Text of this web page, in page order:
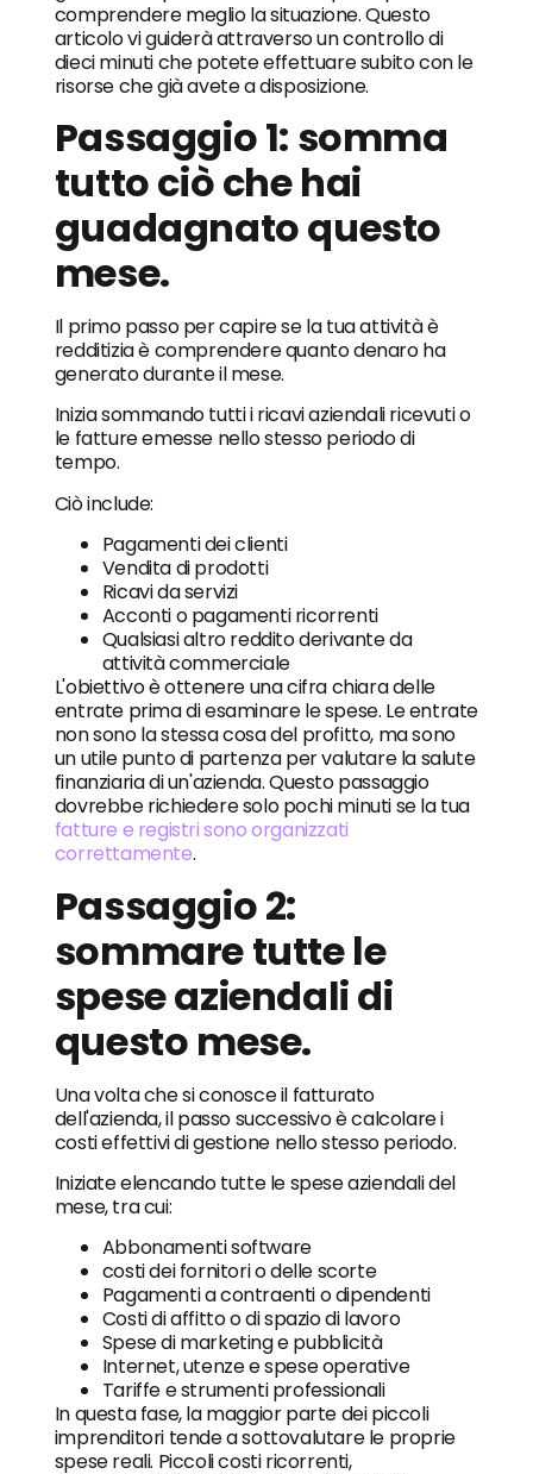
comprendere meglio la situazione. Questo
articolo vi guiderà attraverso un controllo di
dieci minuti che potete effettuare subito con le
risorse che già avete a disposizione.
Passaggio 1: somma
tutto ciò che hai
guadagnato questo
mese.
Il primo passo per capire se la tua attività è
redditizia è comprendere quanto denaro ha
generato durante il mese.
Inizia sommando tutti i ricavi aziendali ricevuti o
le fatture emesse nello stesso periodo di
tempo.
Ciò include:
Pagamenti dei clienti
Vendita di prodotti
Ricavi da servizi
Acconti o pagamenti ricorrenti
Qualsiasi altro reddito derivante da
attività commerciale
L'obiettivo è ottenere una cifra chiara delle
entrate prima di esaminare le spese. Le entrate
non sono la stessa cosa del profitto, ma sono
un utile punto di partenza per valutare la salute
finanziaria di un'azienda. Questo passaggio
dovrebbe richiedere solo pochi minuti se la tua
fatture e registri sono organizzati
correttamente.
Passaggio 2:
sommare tutte le
spese aziendali di
questo mese.
Una volta che si conosce il fatturato
dell'azienda, il passo successivo è calcolare i
costi effettivi di gestione nello stesso periodo.
Iniziate elencando tutte le spese aziendali del
mese, tra cui:
Abbonamenti software
costi dei fornitori o delle scorte
Pagamenti a contraenti o dipendenti
Costi di affitto o di spazio di lavoro
Spese di marketing e pubblicità
Internet, utenze e spese operative
Tariffe e strumenti professionali
In questa fase, la maggior parte dei piccoli
imprenditori tende a sottovalutare le proprie
spese reali. Piccoli costi ricorrenti,